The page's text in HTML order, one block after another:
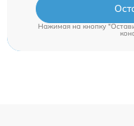
Нажимая на кнопку